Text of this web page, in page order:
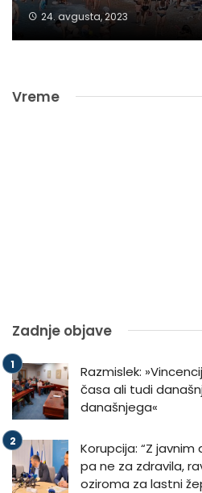
24. avgusta, 2023
Vreme
Zadnje objave
Razmislek:
časa ali tudi
današnjega«
Korupcija: “Z
pa ne za zdravila,
oziroma za lastni